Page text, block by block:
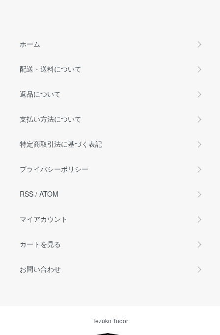
ホーム
配送・送料について
返品について
支払い方法について
特定商取引法に基づく表記
プライバシーポリシー
RSS / ATOM
マイアカウント
カートを見る
お問い合わせ
Tezuko Tudor